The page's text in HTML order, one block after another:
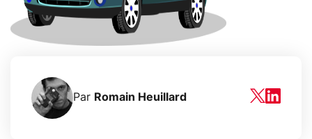
Par Romain Heuillard